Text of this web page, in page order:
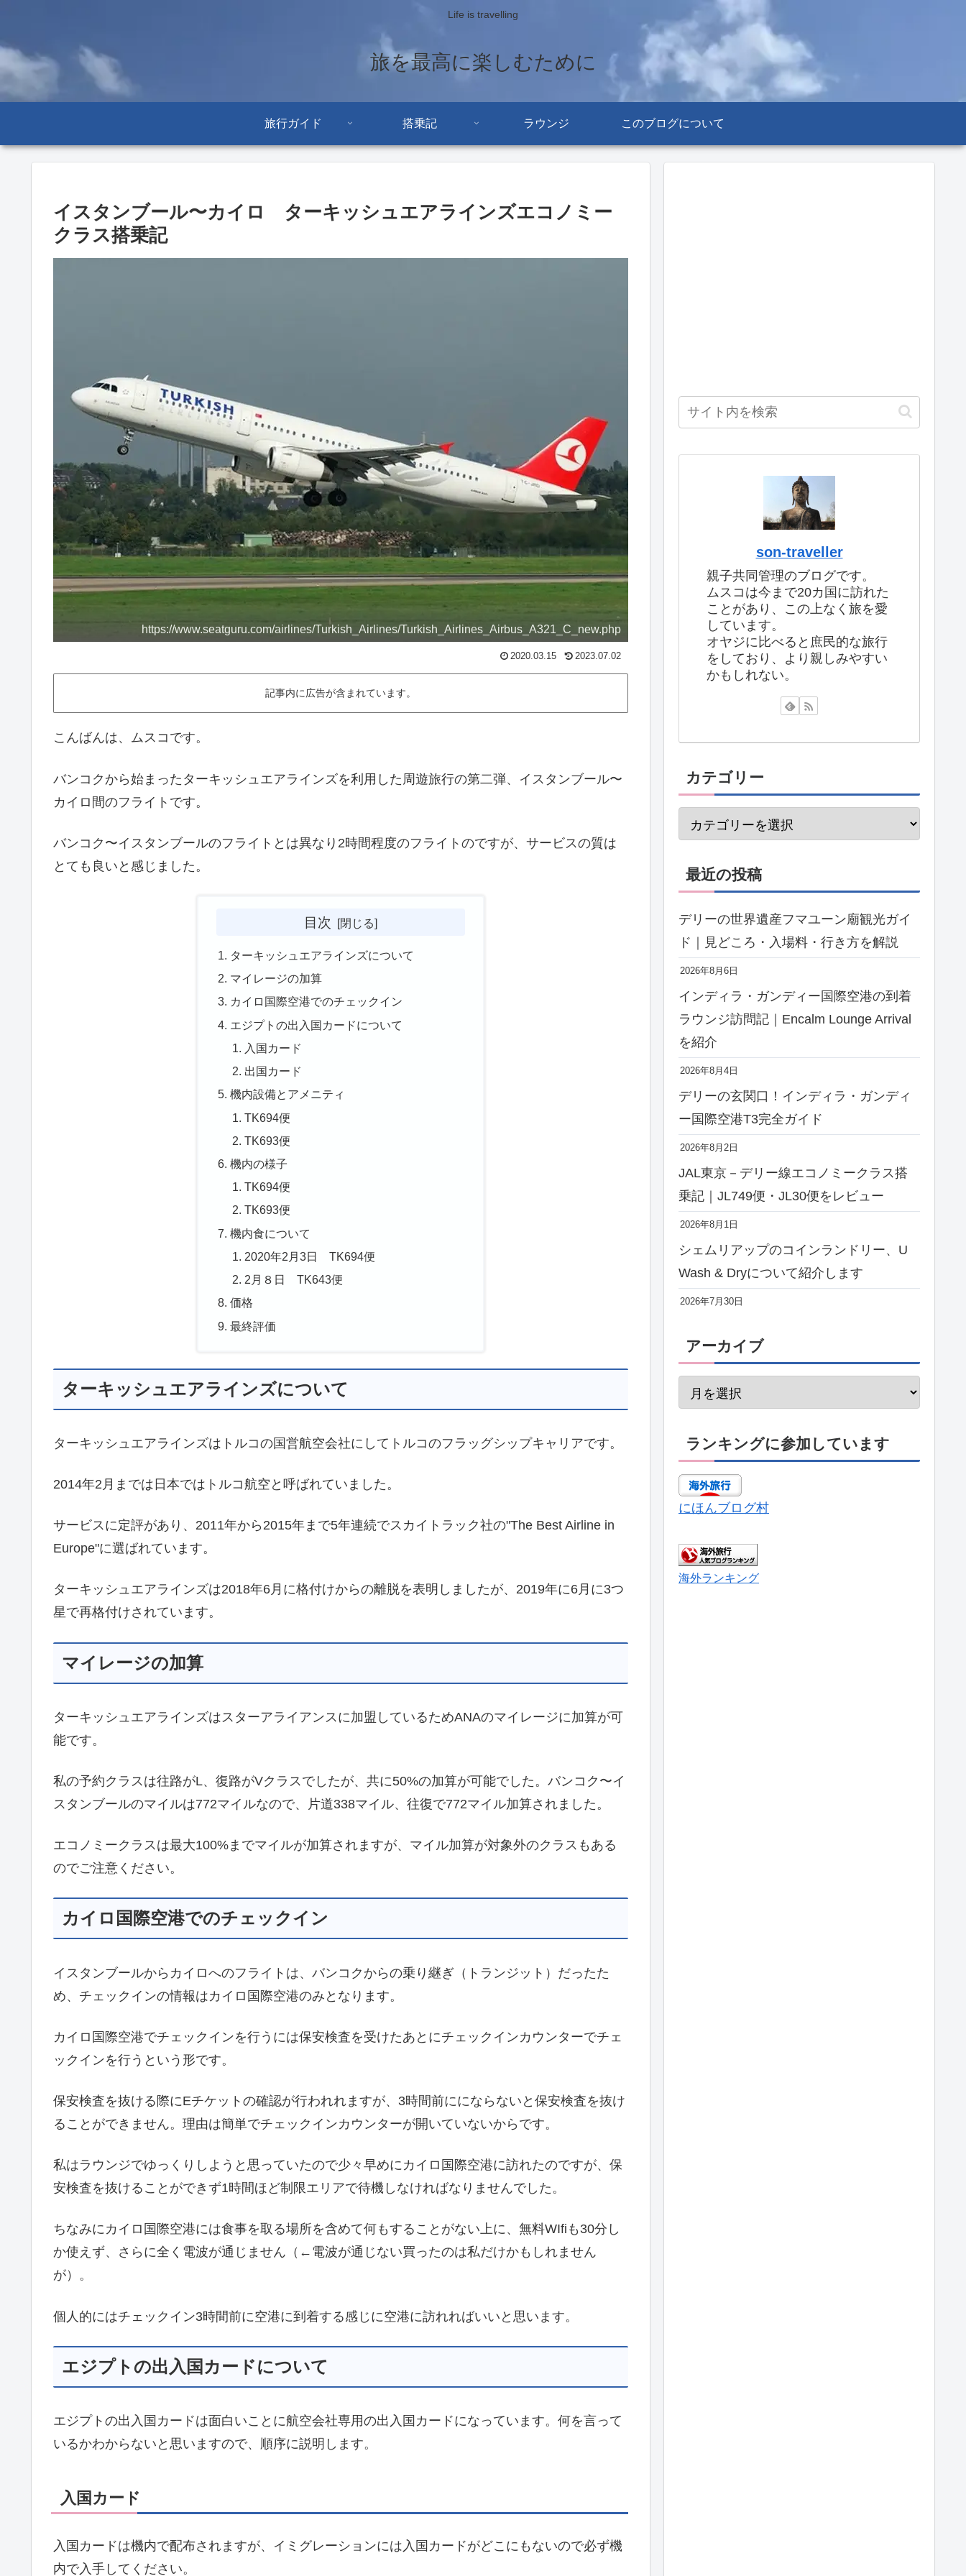
Life is travelling
旅を最高に楽しむために
旅行ガイド 搭乗記 ラウンジ このブログについて
イスタンブール〜カイロ ターキッシュエアラインズエコノミー
クラス搭乗記
https://www.seatguru.com/airlines/Turkish_Airlines/Turkish_Airlines_Airbus_A321_C_new.php
2020.03.15 2023.07.02
記事内に広告が含まれています。
こんばんは、ムスコです。
バンコクから始まったターキッシュエアラインズを利用した周遊旅行の第二弾、イスタンブール〜
カイロ間のフライトです。
バンコク〜イスタンブールのフライトとは異なり2時間程度のフライトのですが、サービスの質は
とても良いと感じました。
目次
ターキッシュエアラインズについて
マイレージの加算
カイロ国際空港でのチェックイン
エジプトの出入国カードについて
入国カード
出国カード
機内設備とアメニティ
TK694便
TK693便
機内の様子
TK694便
TK693便
機内食について
2020年2月3日 TK694便
2月８日 TK643便
価格
最終評価
ターキッシュエアラインズについて
ターキッシュエアラインズはトルコの国営航空会社にしてトルコのフラッグシップキャリアです。
2014年2月までは日本ではトルコ航空と呼ばれていました。
サービスに定評があり、2011年から2015年まで5年連続でスカイトラック社の"The Best Airline in
Europe"に選ばれています。
ターキッシュエアラインズは2018年6月に格付けからの離脱を表明しましたが、2019年に6月に3つ
星で再格付けされています。
マイレージの加算
ターキッシュエアラインズはスターアライアンスに加盟しているためANAのマイレージに加算が可
能です。
私の予約クラスは往路がL、復路がVクラスでしたが、共に50%の加算が可能でした。バンコク〜イ
スタンブールのマイルは772マイルなので、片道338マイル、往復で772マイル加算されました。
エコノミークラスは最大100%までマイルが加算されますが、マイル加算が対象外のクラスもある
のでご注意ください。
カイロ国際空港でのチェックイン
イスタンブールからカイロへのフライトは、バンコクからの乗り継ぎ（トランジット）だったた
め、チェックインの情報はカイロ国際空港のみとなります。
カイロ国際空港でチェックインを行うには保安検査を受けたあとにチェックインカウンターでチェ
ックインを行うという形です。
保安検査を抜ける際にEチケットの確認が行われれますが、3時間前ににならないと保安検査を抜け
ることができません。理由は簡単でチェックインカウンターが開いていないからです。
私はラウンジでゆっくりしようと思っていたので少々早めにカイロ国際空港に訪れたのですが、保
安検査を抜けることができず1時間ほど制限エリアで待機しなければなりませんでした。
ちなみにカイロ国際空港には食事を取る場所を含めて何もすることがない上に、無料WIfiも30分し
か使えず、さらに全く電波が通じません（←電波が通じない買ったのは私だけかもしれません
が）。
個人的にはチェックイン3時間前に空港に到着する感じに空港に訪れればいいと思います。
エジプトの出入国カードについて
エジプトの出入国カードは面白いことに航空会社専用の出入国カードになっています。何を言って
いるかわからないと思いますので、順序に説明します。
入国カード
入国カードは機内で配布されますが、イミグレーションには入国カードがどこにもないので必ず機
内で入手してください。
son-traveller
親子共同管理のブログです。
ムスコは今まで20カ国に訪れた
ことがあり、この上なく旅を愛
しています。
オヤジに比べると庶民的な旅行
をしており、より親しみやすい
かもしれない。
カテゴリー
最近の投稿
デリーの世界遺産フマユーン廟観光ガイ
ド｜見どころ・入場料・行き方を解説
2026年8月6日
インディラ・ガンディー国際空港の到着
ラウンジ訪問記｜Encalm Lounge Arrival
を紹介
2026年8月4日
デリーの玄関口！インディラ・ガンディ
ー国際空港T3完全ガイド
2026年8月2日
JAL東京－デリー線エコノミークラス搭
乗記｜JL749便・JL30便をレビュー
2026年8月1日
シェムリアップのコインランドリー、U
Wash & Dryについて紹介します
2026年7月30日
アーカイブ
ランキングに参加しています
にほんブログ村
海外ランキング